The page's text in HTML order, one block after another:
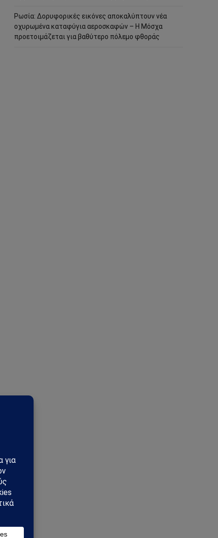
Ρωσία: Δορυφορικές εικόνες αποκαλύπτουν νέα
οχυρωμένα καταφύγια αεροσκαφών – Η Μόσχα
προετοιμάζεται για βαθύτερο πόλεμο φθοράς